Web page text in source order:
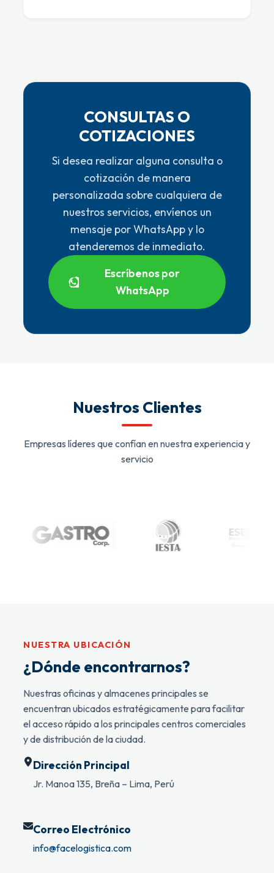
CONSULTAS O
COTIZACIONES
Si desea realizar alguna consulta o
cotización de manera
personalizada sobre cualquiera de
nuestros servicios, envíenos un
mensaje por WhatsApp y lo
atenderemos de inmediato.
Escríbenos por
WhatsApp
Nuestros Clientes
Empresas líderes que confían en nuestra experiencia y
servicio
NUESTRA UBICACIÓN
¿Dónde encontrarnos?
Nuestras oficinas y almacenes principales se
encuentran ubicados estratégicamente para facilitar
el acceso rápido a los principales centros comerciales
y de distribución de la ciudad.
Dirección Principal
Jr. Manoa 135, Breña – Lima, Perú
Correo Electrónico
info@facelogistica.com